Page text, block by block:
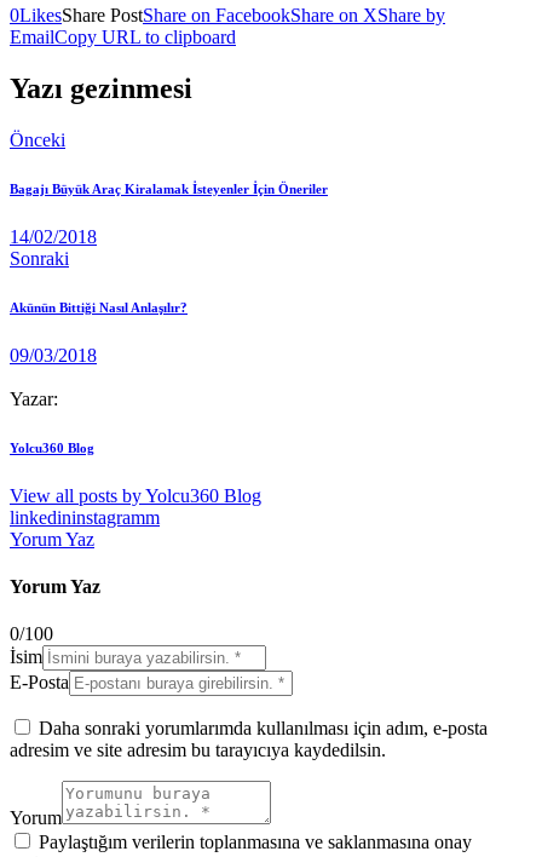
0LikesShare PostShare on FacebookShare on XShare by
EmailCopy URL to clipboard
Yazı gezinmesi
Önceki
Bagajı Büyük Araç Kiralamak İsteyenler İçin Öneriler
14/02/2018
Sonraki
Akünün Bittiği Nasıl Anlaşılır?
09/03/2018
Yazar:
Yolcu360 Blog
View all posts byYolcu360 Blog
linkedininstagramm
Yorum Yaz
Yorum Yaz
0/100
İsim
E-Posta
Daha sonraki yorumlarımda kullanılması için adım, e-posta
adresim ve site adresim bu tarayıcıya kaydedilsin.
Yorum
Paylaştığım verilerin toplanmasına ve saklanmasına onay